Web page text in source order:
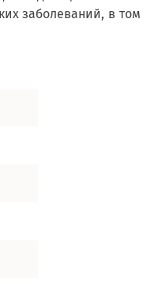
заболеваний, в том